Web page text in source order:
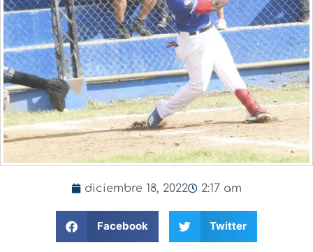
diciembre 18, 2022 2:17 am
Facebook Twitter